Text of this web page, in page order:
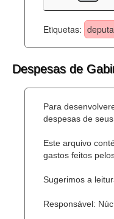
Etiquetas:
Despesas de
Para
despesas de
Este arquivo
gastos feitos
Sugerimos a
Responsável: